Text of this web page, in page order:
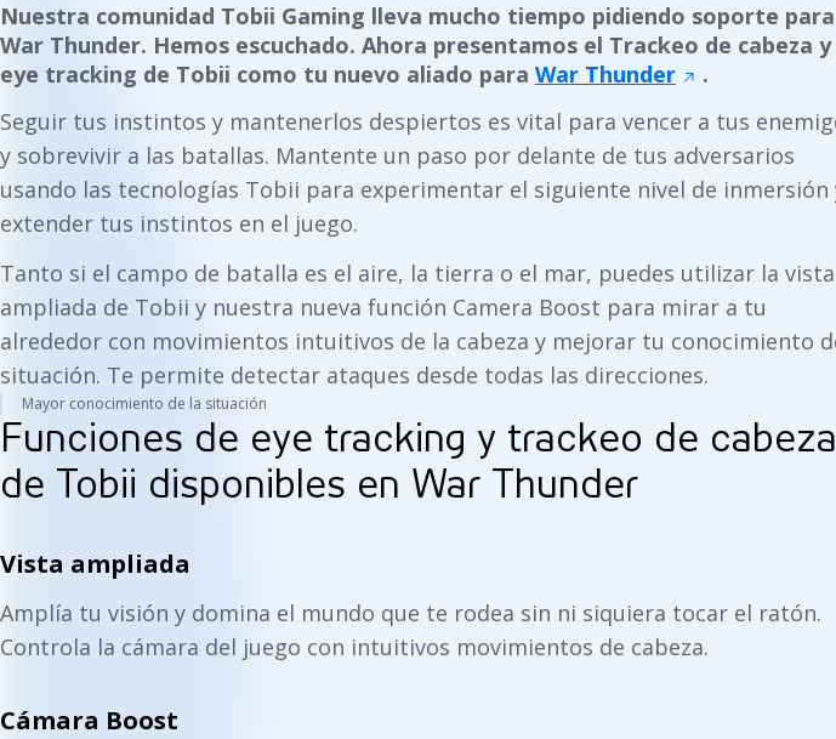
Nuestra comunidad Tobii Gaming lleva mucho tiempo pidiendo soporte para
War Thunder. Hemos escuchado. Ahora presentamos el Trackeo de cabeza y
eye tracking de Tobii como tu nuevo aliado para War Thunder
.
Seguir tus instintos y mantenerlos despiertos es vital para vencer a tus
y sobrevivir a las batallas. Mantente un paso por delante de tus adversarios
usando las tecnologías Tobii para experimentar el siguiente nivel de inmersión
extender tus instintos en el juego.
Tanto si el campo de batalla es el aire, la tierra o el mar, puedes utilizar la vista
ampliada de Tobii y nuestra nueva función Camera Boost para mirar a tu
alrededor con movimientos intuitivos de la cabeza y mejorar tu conocimiento
situación. Te permite detectar ataques desde todas las direcciones.
Mayor conocimiento de la situación
Funciones de eye tracking y trackeo de cabeza
de Tobii disponibles en War Thunder
Vista ampliada
Amplía tu visión y domina el mundo que te rodea sin ni siquiera tocar el ratón.
Controla la cámara del juego con intuitivos movimientos de cabeza.
Cámara Boost